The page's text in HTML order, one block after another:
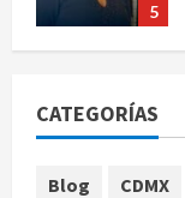
1
CATEGORÍAS
Blog CDMX